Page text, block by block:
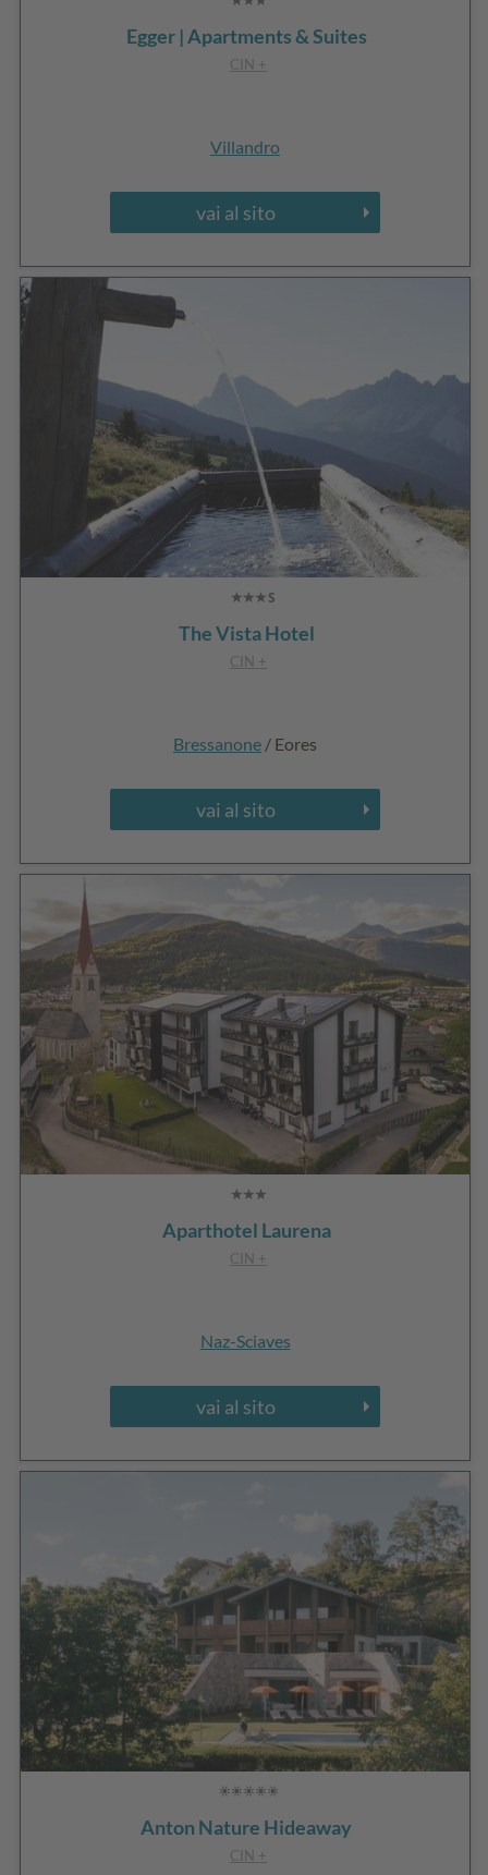
Egger | Apartments & Suites
CIN +
Villandro
vai al sito
The Vista Hotel
CIN +
Bressanone / Eores
vai al sito
Aparthotel Laurena
CIN +
Naz-Sciaves
vai al sito
Anton Nature Hideaway
CIN +